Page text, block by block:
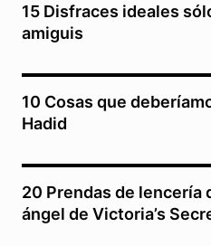
15 Disfraces ideales
amiguis
10 Cosas que
Hadid
20 Prendas de lencería
ángel de Victoria’s